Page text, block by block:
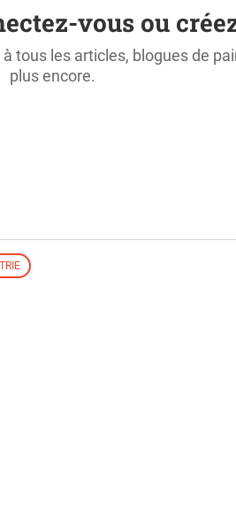
vous ou
tous les articles, blogues de
plus encore.